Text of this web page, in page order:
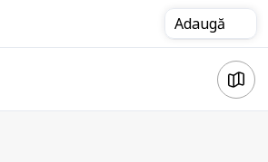
Adaugă